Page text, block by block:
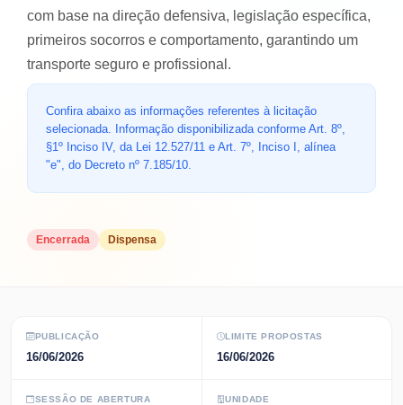
Encerrada Dispensa
com base na direção defensiva, legislação específica,
primeiros socorros e comportamento, garantindo um
transporte seguro e profissional.
Confira abaixo as informações referentes à licitação
selecionada. Informação disponibilizada conforme Art. 8º,
§1º Inciso IV, da Lei 12.527/11 e Art. 7º, Inciso I, alínea
"e", do Decreto nº 7.185/10.
PUBLICAÇÃO
16/06/2026
LIMITE PROPOSTAS
16/06/2026
SESSÃO DE ABERTURA UNIDADE